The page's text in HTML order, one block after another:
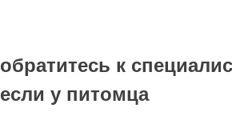
обратитесь к
если у питомца